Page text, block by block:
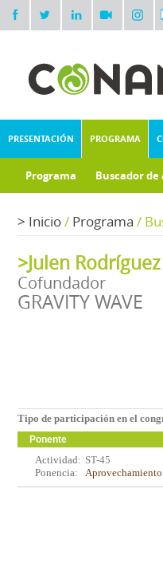
PRESENTACIÓN PROGRAMA
Programa Buscador
> Inicio/ Programa /
>Julen
Cofundador
GRAVITY WAVE
Tipo de participación en el
Ponente
Actividad: ST-45
Ponencia:
Aprovechamiento